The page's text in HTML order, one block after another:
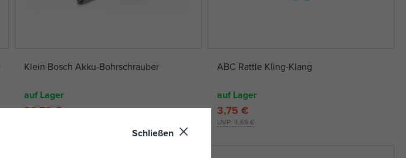
Klein Bosch Akku-Bohrschrauber
auf Lager
20,79 €
ABC Rattle Kling-Klang
auf Lager
UVP: 4,69 €
3,75 €
Schließen